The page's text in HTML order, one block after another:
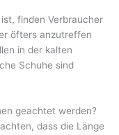
finden Verbraucher
öfters anzutreffen
in der kalten
Schuhe sind
geachtet werden?
dass die Länge